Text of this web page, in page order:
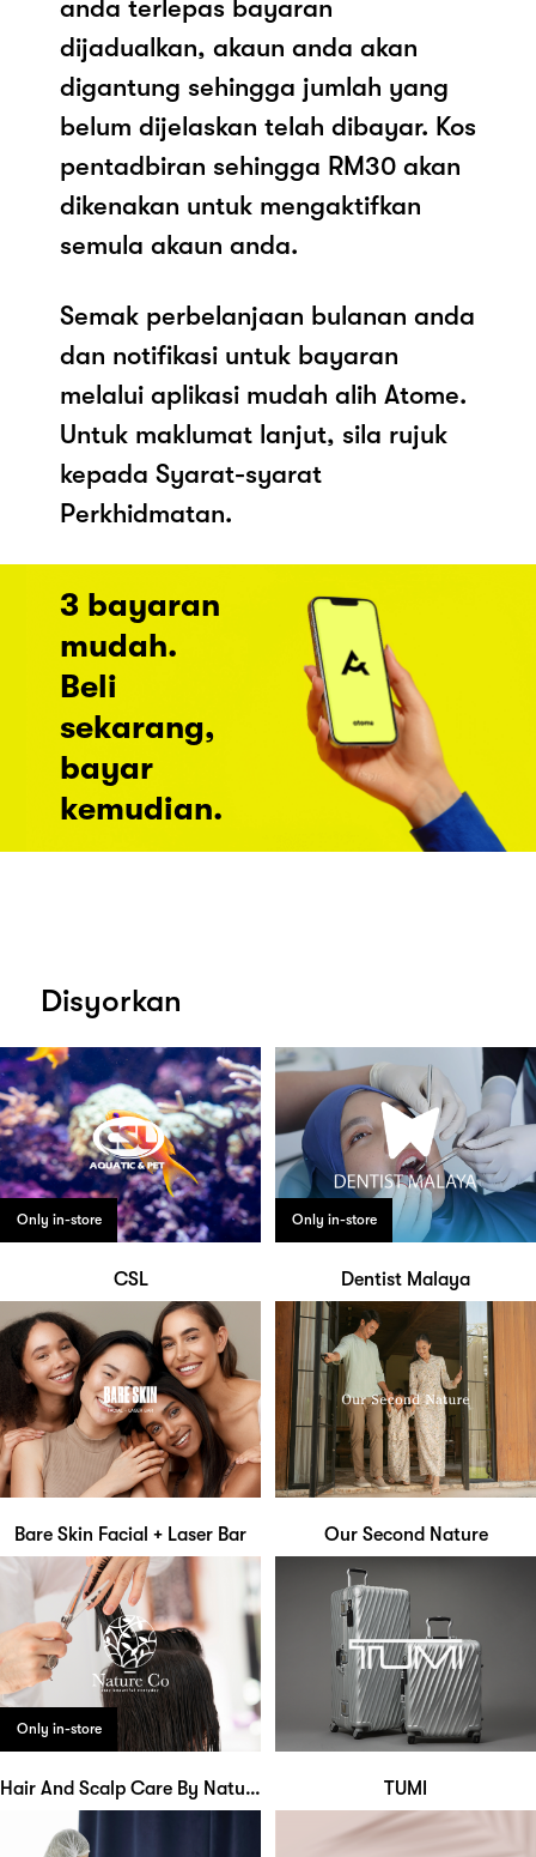
anda terlepas bayaran
dijadualkan, akaun anda akan
digantung sehingga jumlah yang
belum dijelaskan telah dibayar. Kos
pentadbiran sehingga RM30 akan
dikenakan untuk mengaktifkan
semula akaun anda.
Semak perbelanjaan bulanan anda
dan notifikasi untuk bayaran
melalui aplikasi mudah alih Atome.
Untuk maklumat lanjut, sila rujuk
kepada Syarat-syarat
Perkhidmatan.
3 bayaran
mudah.
Beli
sekarang,
bayar
kemudian.
Disyorkan
Only in-store
CSL
Only in-store
Dentist Malaya
Bare Skin Facial + Laser Bar Our Second Nature
Only in-store
Hair And Scalp Care By Nature Co TUMI